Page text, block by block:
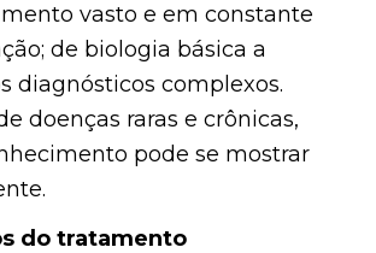
vasto e em constante
de biologia básica a
diagnósticos complexos.
doenças raras e crônicas,
pode se mostrar
do tratamento